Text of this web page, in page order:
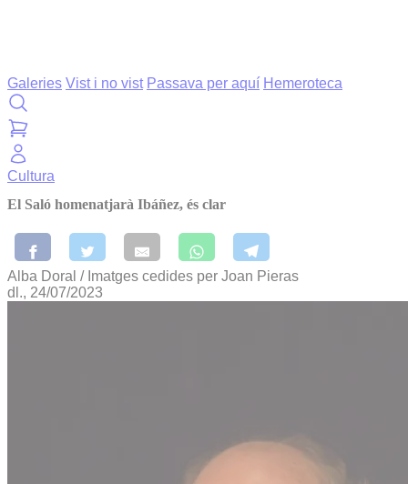
Galeries Vist i no vist Passava per aquí Hemeroteca
Cultura
El Saló homenatjarà Ibáñez, és clar
Alba Doral / Imatges cedides per Joan Pieras
dl., 24/07/2023